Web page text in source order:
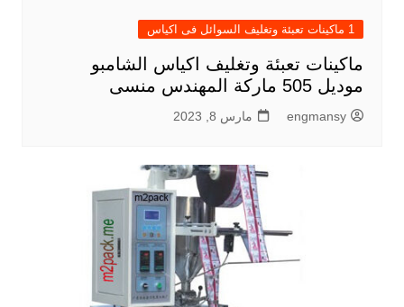
1 ماكينات تعبئة وتغليف السوائل فى اكياس
ماكينات تعبئة وتغليف اكياس الشامبو
موديل 505 ماركة المهندس منسى
engmansy مارس 8, 2023